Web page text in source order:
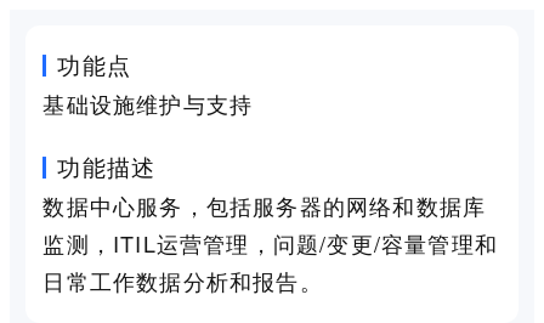
功能点
基础设施维护与支持
功能描述
数据中心服务，包括服务器的网络和数据库
监测，ITIL运营管理，问题/变更/容量管理和
日常工作数据分析和报告。